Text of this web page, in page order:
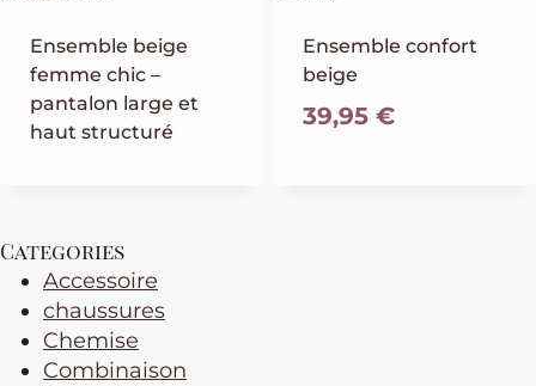
Ensemble beige
femme chic –
pantalon large et
haut structuré
Ensemble confort
beige
39,95 €
Categories
Accessoire
chaussures
Chemise
Combinaison